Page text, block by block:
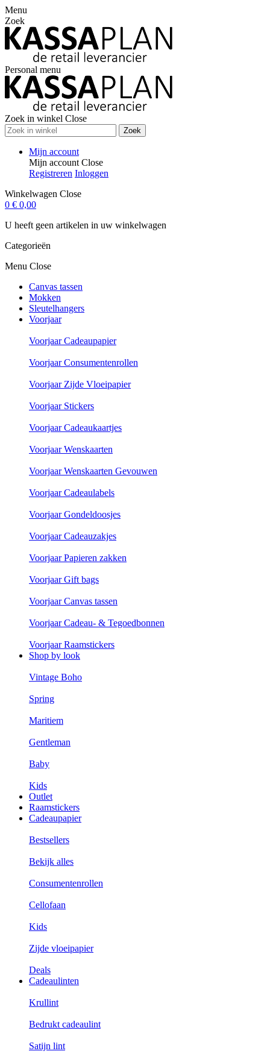
Menu
Zoek
Personal menu
Zoek in winkel Close
Zoek
Mijn account
Mijn account Close
Registreren Inloggen
Winkelwagen Close
0 € 0,00
U heeft geen artikelen in uw winkelwagen
Categorieën
Menu Close
Canvas tassen
Mokken
Sleutelhangers
Voorjaar
Voorjaar Cadeaupapier
Voorjaar Consumentenrollen
Voorjaar Zijde Vloeipapier
Voorjaar Stickers
Voorjaar Cadeaukaartjes
Voorjaar Wenskaarten
Voorjaar Wenskaarten Gevouwen
Voorjaar Cadeaulabels
Voorjaar Gondeldoosjes
Voorjaar Cadeauzakjes
Voorjaar Papieren zakken
Voorjaar Gift bags
Voorjaar Canvas tassen
Voorjaar Cadeau- & Tegoedbonnen
Voorjaar Raamstickers
Shop by look
Vintage Boho
Spring
Maritiem
Gentleman
Baby
Kids
Outlet
Raamstickers
Cadeaupapier
Bestsellers
Bekijk alles
Consumentenrollen
Cellofaan
Kids
Zijde vloeipapier
Deals
Cadeaulinten
Krullint
Bedrukt cadeaulint
Satijn lint